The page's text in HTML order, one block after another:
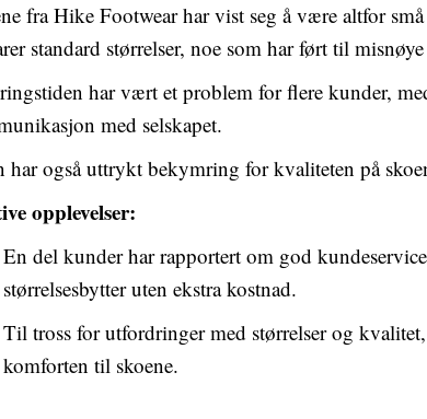
fra Hike Footwear har vist seg å være altfor
standard størrelser, noe som har ført til
har vært et problem for flere kunder,
med selskapet.
har også uttrykt bekymring for kvaliteten på
opplevelser:
En del kunder har rapportert om god
størrelsesbytter uten ekstra kostnad.
Til tross for utfordringer med størrelser og
komforten til skoene.